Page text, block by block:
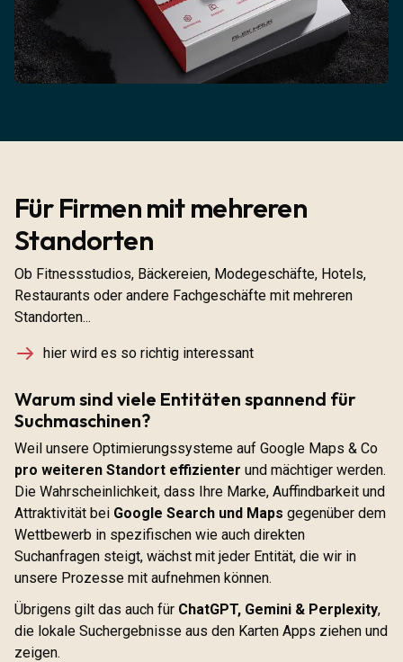
Für Firmen mit mehreren
Standorten
Ob Fitnessstudios, Bäckereien, Modegeschäfte, Hotels,
Restaurants oder andere Fachgeschäfte mit mehreren
Standorten...
hier wird es so richtig interessant
Warum sind viele Entitäten spannend für
Suchmaschinen?
Weil unsere Optimierungssysteme auf Google Maps & Co
pro weiteren Standort effizienter und mächtiger werden.
Die Wahrscheinlichkeit, dass Ihre Marke, Auffindbarkeit und
Attraktivität bei Google Search und Maps gegenüber dem
Wettbewerb in spezifischen wie auch direkten
Suchanfragen steigt, wächst mit jeder Entität, die wir in
unsere Prozesse mit aufnehmen können.
Übrigens gilt das auch für ChatGPT, Gemini & Perplexity,
die lokale Suchergebnisse aus den Karten Apps ziehen und
zeigen.